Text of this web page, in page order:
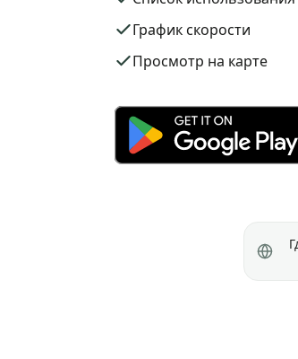
График скорости
Просмотр на карте